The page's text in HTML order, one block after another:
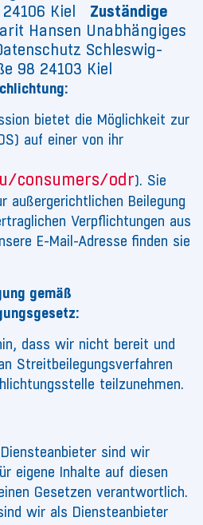
24106 Kiel Zuständige
Hansen Unabhängiges
Schleswig-
98 24103 Kiel
bietet die Möglichkeit zur
auf einer von ihr
consumers/odr). Sie
außergerichtlichen Beilegung
Verpflichtungen aus
E-Mail-Adresse finden sie
gemäß
dass wir nicht bereit und
Streitbeilegungsverfahren
teilzunehmen.
sind wir
eigene Inhalte auf diesen
Gesetzen verantwortlich.
wir als Diensteanbieter